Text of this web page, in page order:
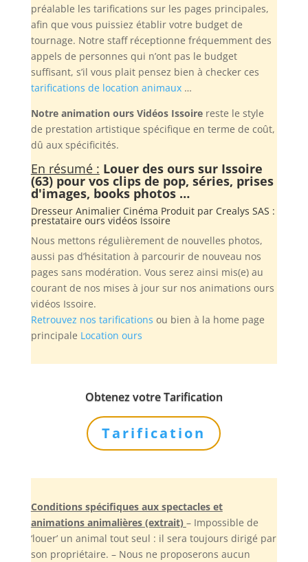
préalable les tarifications sur les pages principales,
afin que vous puissiez établir votre budget de
tournage. Notre staff réceptionne fréquemment des
appels de personnes qui n’ont pas le budget
suffisant, s’il vous plait pensez bien à checker ces
tarifications de location animaux…
Notre animation ours Vidéos Issoirereste le style
de prestation artistique spécifique en terme de coût,
dû aux spécificités.
En résumé : Louer des ours sur Issoire
(63) pour vos clips de pop, séries, prises
d'images, books photos …
Dresseur Animalier Cinéma Produit par Crealys SAS :
prestataire ours vidéos Issoire
Nous mettons régulièrement de nouvelles photos,
aussi pas d’hésitation à parcourir de nouveau nos
pages sans modération. Vous serez ainsi mis(e) au
courant de nos mises à jour sur nos animations ours
vidéos Issoire.
Retrouvez nos tarifications ou bien à la home page
principale Location ours
Obtenez votre Tarification
Tarification
Conditions spécifiques aux spectacles et
animations animalières (extrait) – Impossible de
‘louer’ un animal tout seul : il sera toujours dirigé par
son propriétaire. – Nous ne proposerons aucun